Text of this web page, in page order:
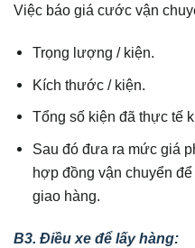
Việc báo giá cước vận
Trọng lượng / kiện.
Kích thước / kiện.
Tổng số kiện đã thực tế
Sau đó đưa ra mức giá
hợp đồng vận chuyển
giao hàng.
B3. Điều xe để lấy hàng: